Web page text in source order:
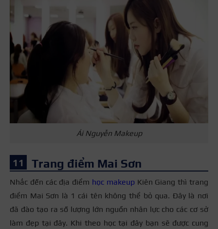
Ái Nguyễn Makeup
Trang điểm Mai Sơn
Nhắc đến các địa điểm học makeup Kiên Giang thì trang
điểm Mai Sơn là 1 cái tên không thể bỏ qua. Đây là nơi
đã đào tạo ra số lượng lớn nguồn nhân lực cho các cơ sở
làm đẹp tại đây. Khi theo học tại đây bạn sẽ được cung